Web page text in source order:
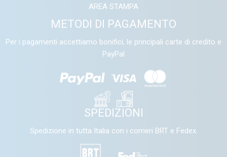
AREA STAMPA
METODI DI PAGAMENTO
Per i pagamenti accettiamo bonifici, le principali carte di credito e
PayPal
SPEDIZIONI
Spedizione in tutta Italia con i corrieri BRT e Fedex.